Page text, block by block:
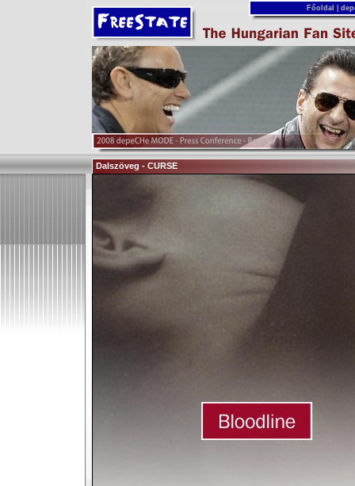
Főoldal
Dalszöveg - CURSE